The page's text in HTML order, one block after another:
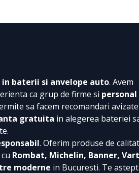
baterii si anvelope auto. Avem
ca grup de firme si personal
sa facem recomandari
gratuita in alegerea bateriei
. Oferim produse de
Rombat, Michelin, Banner,
moderne in Bucuresti. Te